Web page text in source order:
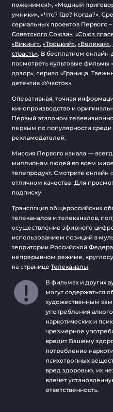
поженимся!», «Модный
умники», «Что? Где? Когда?».
сериальных проектов Первого –
Советского Союза», «Союз
«Викинг», «Троцкий», «Великая»,
страсть». В бесплатном онлайн-
посмотреть культовые фильмы
дозор», сериал «Граница.
детектив «Участок».
Оперативная, точная
кинопроизводство и
Первый эталоном
первым по популярности
рекламодателей.
Миссия Первого канала —
миллионам людей во всем
телепродукт. Смотрите онлайн
отличном качестве. Для
подписку.
Трансляция общероссийских
телеканалов и телеканалов,
осуществление эфирного
использованием позиций в
территории Российской
непрерывном режиме,
на странице Телеканалы.
В фильмах и других
могут содержаться
художественным
употребления
наркотических и
чрезмерное
вредит Вашему
потребление
психотропных
вред здоровью, их
влечет
ответственность.